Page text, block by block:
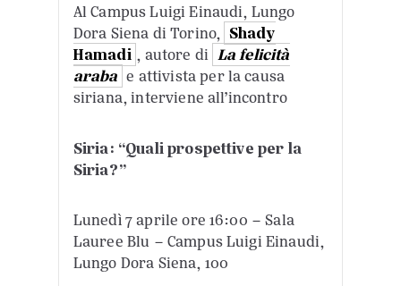
Al Campus Luigi Einaudi, Lungo
Dora Siena di Torino, Shady
Hamadi , autore di La felicità
araba e attivista per la causa
siriana, interviene all’incontro
Siria: “Quali prospettive per la
Siria?”
Lunedì 7 aprile ore 16:00 – Sala
Lauree Blu – Campus Luigi Einaudi,
Lungo Dora Siena, 100